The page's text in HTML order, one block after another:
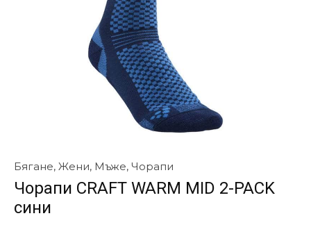
Бягане, Жени, Мъже, Чорапи
Чорапи CRAFT WARM MID 2-PACK
сини